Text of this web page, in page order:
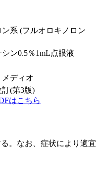
系 (フルオロキノロン
ン0.5％1mL点眼液
ディオ
訂(第3版)
はこちら
。なお、症状により適宜